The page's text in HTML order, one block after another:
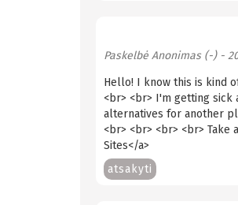
Paskelbė Anonimas (-)-
Hello! I know this is kind
<br> <br> I'm getting
alternatives for another
<br> <br> <br> <br>
Sites</a>
atsakyti